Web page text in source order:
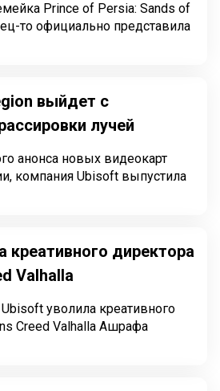
Prince of Persia: Sands of
то официально представила
выйдет с
лучей
анонса новых видеокарт
компания Ubisoft выпустила
креативного директора
Valhalla
уволила креативного
Creed Valhalla Ашрафа